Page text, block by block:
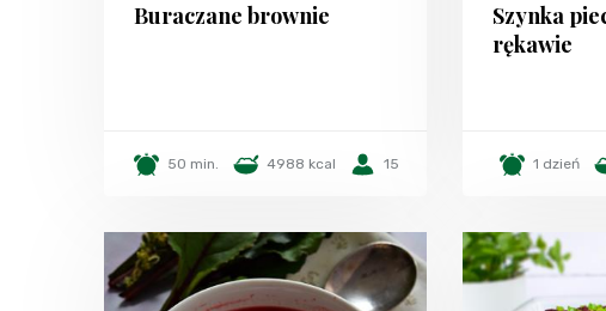
Buraczane brownie
50 min. 4988 kcal 15
Szynka
rękawie
1 dzień